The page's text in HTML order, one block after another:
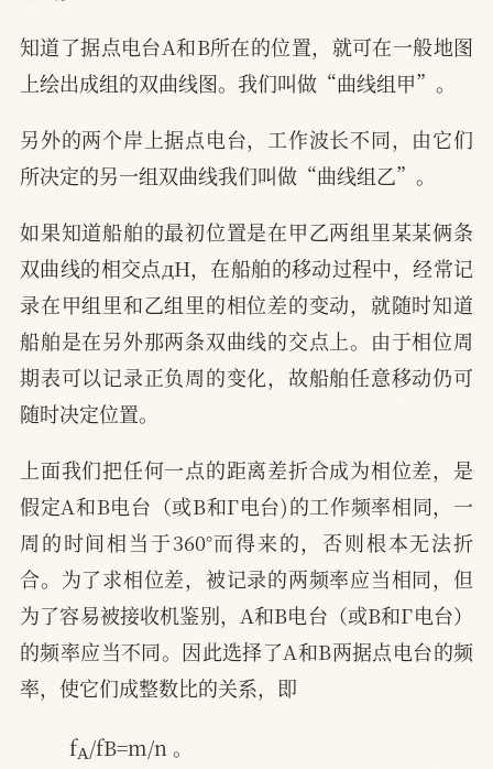
知道了据点电台A和B所在的位置，就可在一般地图
上绘出成组的双曲线图。我们叫做“曲线组甲”。
另外的两个岸上据点电台，工作波长不同，由它们
所决定的另一组双曲线我们叫做“曲线组乙”。
如果知道船舶的最初位置是在甲乙两组里某某俩条
双曲线的相交点дH，在船舶的移动过程中，经常记
录在甲组里和乙组里的相位差的变动，就随时知道
船舶是在另外那两条双曲线的交点上。由于相位周
期表可以记录正负周的变化，故船舶任意移动仍可
随时决定位置。
上面我们把任何一点的距离差折合成为相位差，是
假定A和B电台（或B和Γ电台)的工作频率相同，一
周的时间相当于360°而得来的，否则根本无法折
合。为了求相位差，被记录的两频率应当相同，但
为了容易被接收机鉴别，A和B电台（或B和Γ电台）
的频率应当不同。因此选择了A和B两据点电台的频
率，使它们成整数比的关系，即
fA /fB=m/n 。